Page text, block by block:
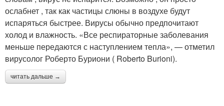
ослабнет , так как частицы слюны в воздухе будут
испаряться быстрее. Вирусы обычно предпочитают
холод и влажность. «Все респираторные заболевания
меньше передаются с наступлением тепла», — отметил
вирусолог Роберто Буриони ( Roberto Burioni).
читать дальше →